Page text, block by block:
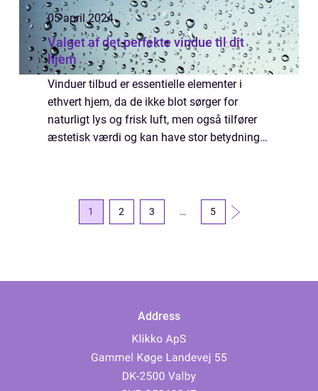
05 april 2024
Valget af det perfekte vindue til dit
hjem
Vinduer tilbud er essentielle elementer i
ethvert hjem, da de ikke blot sørger for
naturligt lys og frisk luft, men også tilfører
æstetisk værdi og kan have stor betydning
1 2 3 … 5
Address